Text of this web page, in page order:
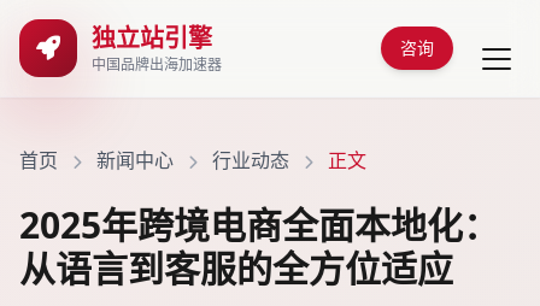
独立站引擎
中国品牌出海加速器
咨询
首页 新闻中心 行业动态 正文
2025年跨境电商全面本地化：
从语言到客服的全方位适应